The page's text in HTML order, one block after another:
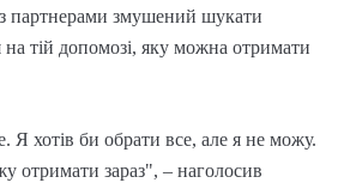
партнерами змушений шукати
на тій допомозі, яку можна отримати
Я хотів би обрати все, але я не можу.
отримати зараз", – наголосив